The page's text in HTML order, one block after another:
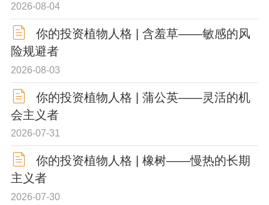
2026-08-04
你的投资植物人格 | 含羞草——敏感的风
险规避者
2026-08-03
你的投资植物人格 | 蒲公英——灵活的机
会主义者
2026-07-31
你的投资植物人格 | 橡树——慢热的长期
主义者
2026-07-30